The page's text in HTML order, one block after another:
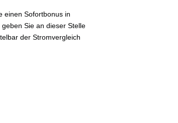
einen Sofortbonus in
Sie an dieser Stelle
der Stromvergleich